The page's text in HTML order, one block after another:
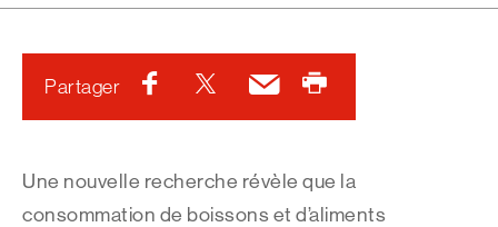
Partager Facebook
TwitterCourriel
Une nouvelle recherche révèle que la
consommation de boissons et d’aliments